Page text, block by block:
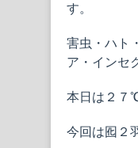
す。
害虫・ハト
ア・イン
本日は２７
今回は囮２